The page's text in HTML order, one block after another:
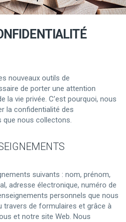
nouveaux outils de
de porter une attention
la vie privée. C’est pourquoi, nous
la confidentialité des
que nous collectons.
suivants : nom, prénom,
adresse électronique, numéro de
personnels que nous
travers de formulaires et grâce à
et notre site Web. Nous